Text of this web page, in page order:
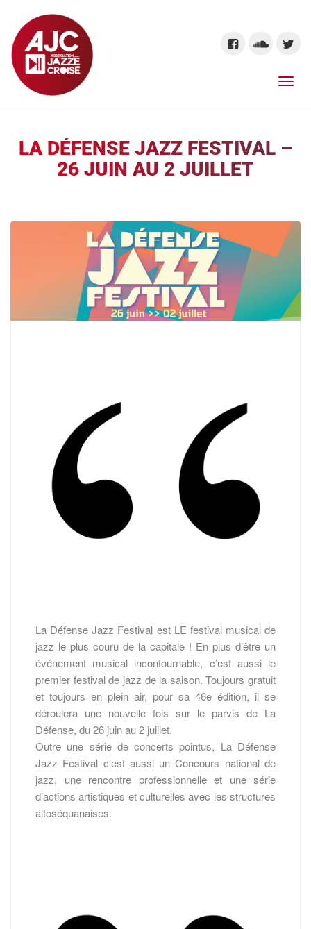
LA DÉFENSE JAZZ FESTIVAL –
26 JUIN AU 2 JUILLET
La Défense Jazz Festival est LE festival musical de
jazz le plus couru de la capitale ! En plus d’être un
événement musical incontournable, c’est aussi le
premier festival de jazz de la saison. Toujours gratuit
et toujours en plein air, pour sa 46e édition, il se
déroulera une nouvelle fois sur le parvis de La
Défense, du 26 juin au 2 juillet.
Outre une série de concerts pointus, La Défense
Jazz Festival c’est aussi un Concours national de
jazz, une rencontre professionnelle et une série
d’actions artistiques et culturelles avec les structures
altoséquanaises.